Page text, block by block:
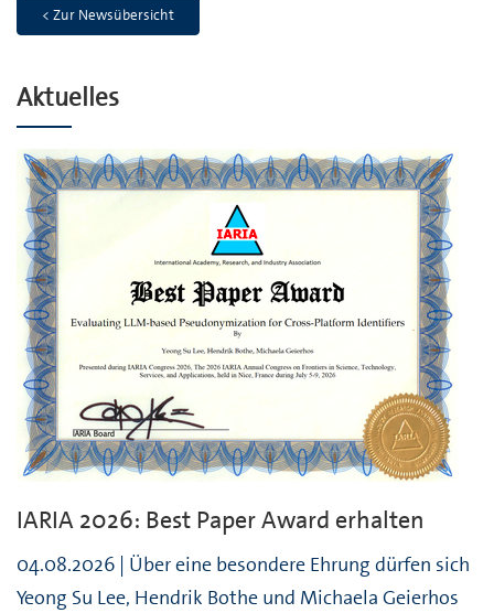
< Zur Newsübersicht
Aktuelles
IARIA 2026: Best Paper Award erhalten
04.08.2026 | Über eine besondere Ehrung dürfen sich
Yeong Su Lee, Hendrik Bothe und Michaela Geierhos